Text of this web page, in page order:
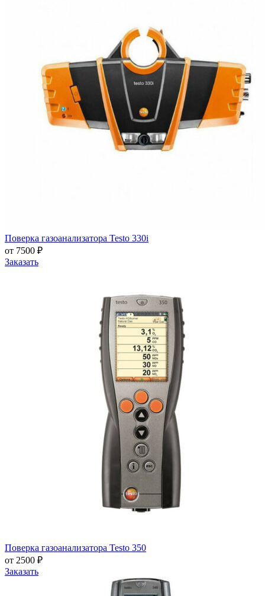
Поверка газоанализатора Testo 330i
от 7500 ₽
Заказать
Поверка газоанализатора Testo 350
от 2500 ₽
Заказать